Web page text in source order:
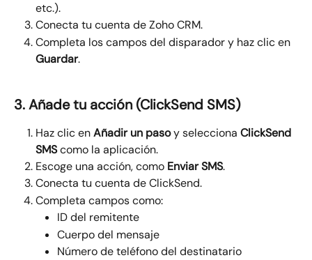
etc.).
Conecta tu cuenta de Zoho CRM.
Completa los campos del disparador y haz clic en
Guardar.
3. Añade tu acción (ClickSend SMS)
Haz clic en Añadir un paso y selecciona ClickSend
SMS como la aplicación.
Escoge una acción, como Enviar SMS.
Conecta tu cuenta de ClickSend.
Completa campos como:
ID del remitente
Cuerpo del mensaje
Número de teléfono del destinatario